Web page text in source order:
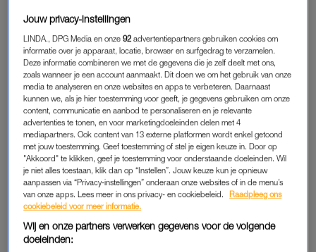
horen. “15 December, een dag die vol stond in het teken van
positiviteit. De kerstboom optuigen, een leuke avond tegemoet
met optredens van mijn vader en om de 5 minuten overspoeld
worden met honderden mooie berichten over aflevering 7 van
Special Forces. En dan hoor je opeens dat je teelbalkanker
hebt…”, begint de 24-jarige realityster zijn verhaal. Daarbij
deelt hij een aantal foto’s vanuit het ziekenhuis, onder meer
met zijn broer Dave.
Binnen 24 uur werd er een plan van aanpak gemaakt. “Na het
horen van een positieve CT-scan uitslag (waar gelukkig geen
verdere uitzaaiingen waren te zien) ben ik gelijk onder het mes
gegaan”, aldus Roelvink, die ook schrijft dat de operatie goed
is verlopen. Voor nu moet hij afwachten of er nog een
Jouw privacy-instellingen
LINDA., DPG Media en onze92 advertentiepartners gebruiken cookies om
informatie over je apparaat, locatie, browser en surfgedrag te verzamelen.
Deze informatie combineren we met de gegevens die je zelf deelt met ons,
zoals wanneer je een account aanmaakt. Dit doen we om het gebruik van onze
media te analyseren en onze websites en apps te verbeteren. Daarnaast
kunnen we, als je hier toestemming voor geeft, je gegevens gebruiken om onze
content, communicatie en aanbod te personaliseren en je relevante
advertenties te tonen, en voor marketingdoeleinden delen met 4
mediapartners. Ook content van 13 externe platformen wordt enkel getoond
met jouw toestemming. Geef toestemming of stel je eigen keuze in. Door op
"Akkoord" te klikken, geef je toestemming voor onderstaande doeleinden. Wil
je niet alles toestaan, klik dan op “Instellen”. Jouw keuze kun je opnieuw
aanpassen via “Privacy-instellingen” onderaan onze websites of in de menu’s
van onze apps. Lees meer in ons privacy- en cookiebeleid.
Raadpleeg ons
cookiebeleid voor meer informatie.
Wij en onze partners verwerken gegevens voor de volgende
doeleinden: